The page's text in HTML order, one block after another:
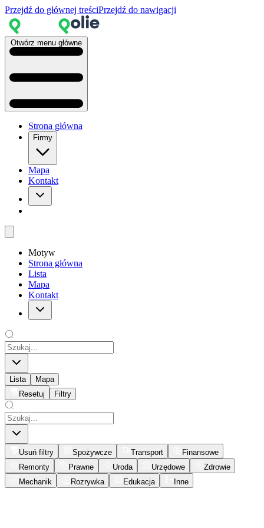
Przejdź do głównej treściPrzejdź do nawigacji
Otwórz menu główne
Strona główna
Firmy
Mapa
Kontakt
Motyw
Strona główna
Lista
Mapa
Kontakt
Lista
Mapa
Resetuj
Filtry
Usuń filtry Spożywcze Transport
Finansowe
Remonty
Prawne Uroda Urzędowe
Zdrowie
Mechanik
Rozrywka Edukacja Inne